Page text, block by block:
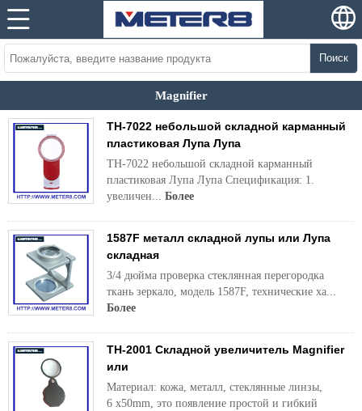
Поиск
Magnifier
TH-7022 небольшой складной карманный
пластиковая Лупа Лупа
TH-7022 небольшой складной карманный
пластиковая Лупа Лупа Спецификация: 1.
увеличен... Более
1587F металл складной лупы или Лупа
складная
3/4 дюйма проверка стеклянная перегородка
ткань зеркало, модель 1587F, технические ха...
Более
TH-2001 Складной увеличитель Magnifier
или
Материал: кожа, металл, стеклянные линзы,
6 x50mm, это появление простой и гибкий